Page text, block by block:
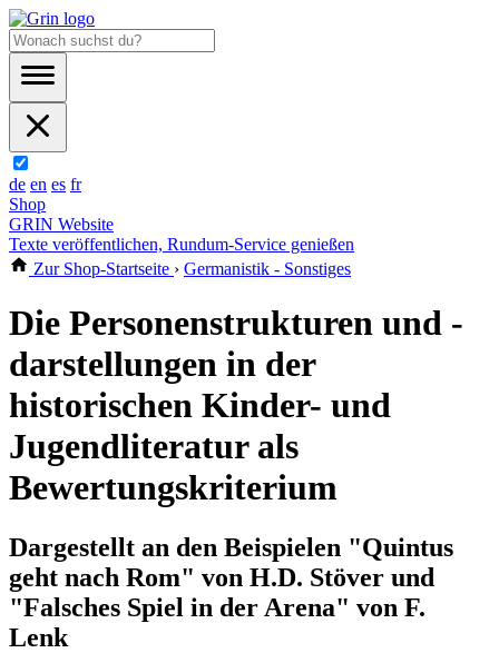
de en es fr
Shop
GRIN Website
Texte veröffentlichen, Rundum-Service genießen
Zur Shop-Startseite › Germanistik - Sonstiges
Die Personenstrukturen und -
darstellungen in der
historischen Kinder- und
Jugendliteratur als
Bewertungskriterium
Dargestellt an den Beispielen "Quintus
geht nach Rom" von H.D. Stöver und
"Falsches Spiel in der Arena" von F.
Lenk